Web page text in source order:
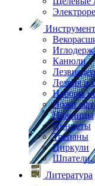
Канюли
Лезвия и
Наборы
Ножи
Ножницы
Пинцеты
Трепаны
Циркули
Шпатели,
Литература